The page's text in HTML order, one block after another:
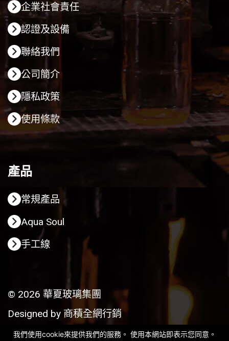
企業社會責任
認證及設備
聯絡我們
公司簡介
隱私政策
使用條款
產品
常規產品
Aqua Soul
手工線
© 2026 華夏玻璃集團
Designed by 商積全網行銷
我們使用cookie來提供我們的服務。 使用本網站即表示您同意。